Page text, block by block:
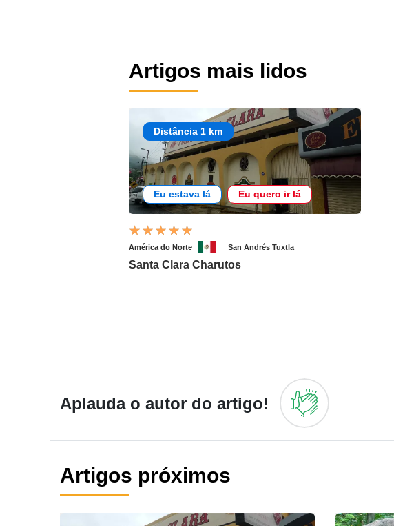
Artigos mais lidos
Distância 1 km
Eu estava lá Eu quero ir lá
América do Norte San Andrés Tuxtla
Santa Clara Charutos
Aplauda o autor do artigo!
Artigos próximos